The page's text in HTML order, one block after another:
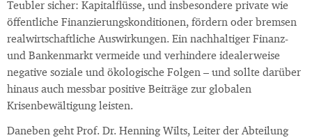
Teubler sicher: Kapitalflüsse, und insbesondere private wie
öffentliche Finanzierungskonditionen, fördern oder bremsen
realwirtschaftliche Auswirkungen. Ein nachhaltiger Finanz-
und Bankenmarkt vermeide und verhindere idealerweise
negative soziale und ökologische Folgen – und sollte darüber
hinaus auch messbar positive Beiträge zur globalen
Krisenbewältigung leisten.
Daneben geht Prof. Dr. Henning Wilts, Leiter der Abteilung